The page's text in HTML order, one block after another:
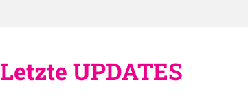
Letzte UPDATES